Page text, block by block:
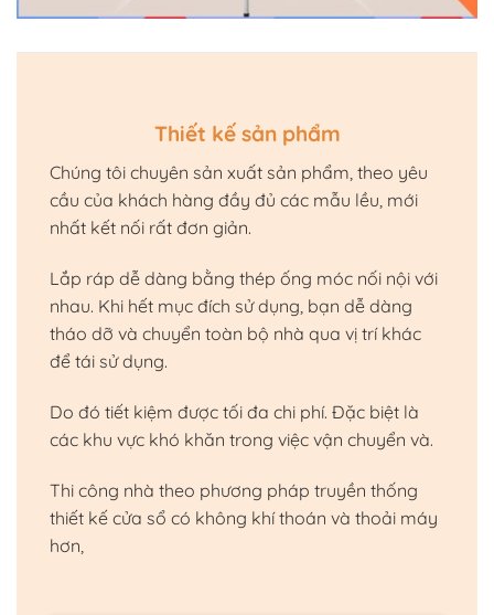
Thiết kế sản phẩm
Chúng tôi chuyên sản xuất sản phẩm, theo yêu
cầu của khách hàng đầy đủ các mẫu lều, mới
nhất kết nối rất đơn giản.
Lắp ráp dễ dàng bằng thép ống móc nối nội với
nhau. Khi hết mục đích sử dụng, bạn dễ dàng
tháo dỡ và chuyển toàn bộ nhà qua vị trí khác
để tái sử dụng.
Do đó tiết kiệm được tối đa chi phí. Đặc biệt là
các khu vực khó khăn trong việc vận chuyển và.
Thi công nhà theo phương pháp truyền thống
thiết kế cửa sổ có không khí thoán và thoải máy
hơn,